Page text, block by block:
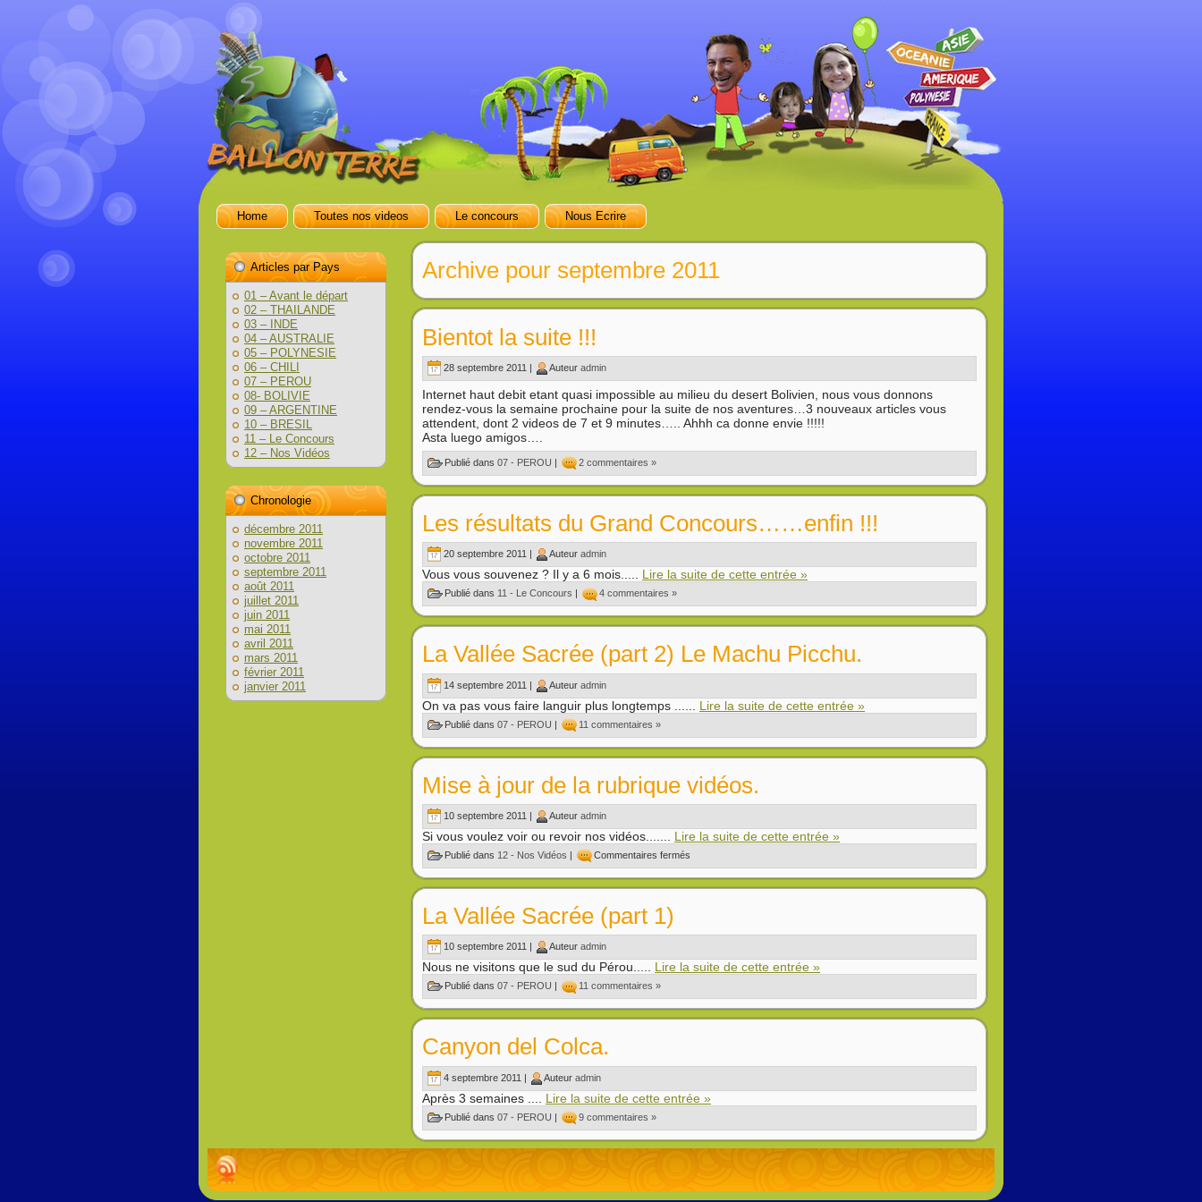
Home Toutes nos videos Le concours Nous Ecrire
Articles par Pays
01 – Avant le départ
02 – THAILANDE
03 – INDE
04 – AUSTRALIE
05 – POLYNESIE
06 – CHILI
07 – PEROU
08- BOLIVIE
09 – ARGENTINE
10 – BRESIL
11 – Le Concours
12 – Nos Vidéos
Chronologie
décembre 2011
novembre 2011
octobre 2011
septembre 2011
août 2011
juillet 2011
juin 2011
mai 2011
avril 2011
mars 2011
février 2011
janvier 2011
Archive pour septembre 2011
Bientot la suite !!!
28 septembre 2011 | Auteur admin
Internet haut debit etant quasi impossible au milieu du desert Bolivien, nous vous donnons
rendez-vous la semaine prochaine pour la suite de nos aventures…3 nouveaux articles vous
attendent, dont 2 videos de 7 et 9 minutes….. Ahhh ca donne envie !!!!!
Asta luego amigos….
Publié dans 07 - PEROU | 2 commentaires »
Les résultats du Grand Concours……enfin !!!
20 septembre 2011 | Auteur admin
Vous vous souvenez ? Il y a 6 mois..... Lire la suite de cette entrée »
Publié dans 11 - Le Concours | 4 commentaires »
La Vallée Sacrée (part 2) Le Machu Picchu.
14 septembre 2011 | Auteur admin
On va pas vous faire languir plus longtemps ...... Lire la suite de cette entrée »
Publié dans 07 - PEROU | 11 commentaires »
Mise à jour de la rubrique vidéos.
10 septembre 2011 | Auteur admin
Si vous voulez voir ou revoir nos vidéos....... Lire la suite de cette entrée »
Publié dans 12 - Nos Vidéos | Commentaires fermés
La Vallée Sacrée (part 1)
10 septembre 2011 | Auteur admin
Nous ne visitons que le sud du Pérou..... Lire la suite de cette entrée »
Publié dans 07 - PEROU | 11 commentaires »
Canyon del Colca.
4 septembre 2011 | Auteur admin
Après 3 semaines .... Lire la suite de cette entrée »
Publié dans 07 - PEROU | 9 commentaires »